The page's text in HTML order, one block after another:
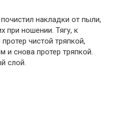
накладки от пыли,
при ношении. Тягу, к
чистой тряпкой,
снова протер тряпкой.
слой.